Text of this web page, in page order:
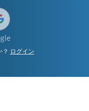
ログイン